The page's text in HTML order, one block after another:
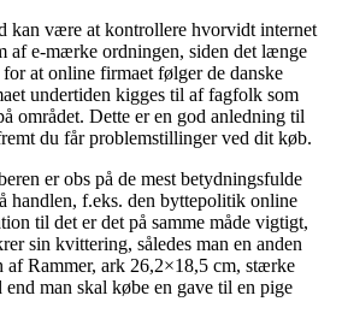
kan være at kontrollere hvorvidt internet
af e-mærke ordningen, siden det længe
at online firmaet følger de danske
undertiden kigges til af fagfolk som
området. Dette er en god anledning til
du får problemstillinger ved dit køb.
er obs på de mest betydningsfulde
handlen, f.eks. den byttepolitik online
til det er det på samme måde vigtigt,
sin kvittering, således man en anden
af Rammer, ark 26,2×18,5 cm, stærke
end man skal købe en gave til en pige